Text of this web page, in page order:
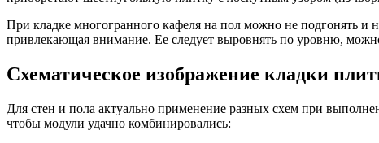
При кладке многогранного кафеля на пол можно не подгонять и
привлекающая внимание. Ее следует выровнять по уровню,
Схематическое изображение кладки
Для стен и пола актуально применение разных схем при
чтобы модули удачно комбинировались: